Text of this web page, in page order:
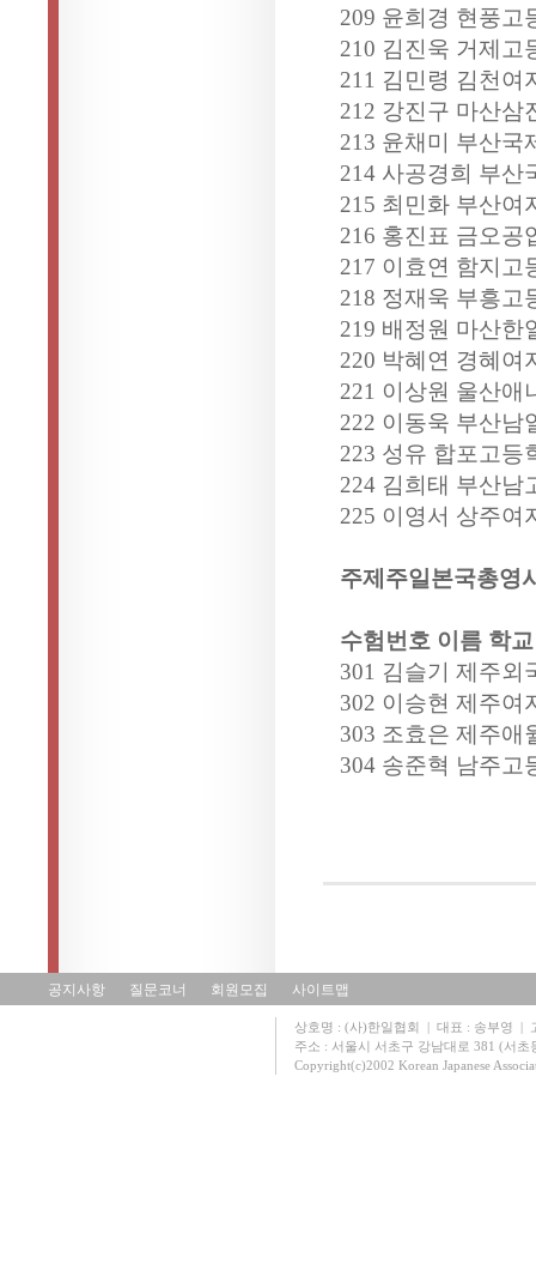
209 윤희경 현풍고
210 김진욱 거제고
211 김민령 김천여
212 강진구 마산삼
213 윤채미 부산국
214 사공경희 부산
215 최민화 부산여
216 홍진표 금오공
217 이효연 함지고
218 정재욱 부흥고
219 배정원 마산한
220 박혜연 경혜여
221 이상원 울산애
222 이동욱 부산남
223 성유 합포고등
224 김희태 부산남
225 이영서 상주여
주제주일본국총영
수험번호 이름 학
301 김슬기 제주외
302 이승현 제주여
303 조효은 제주애
304 송준혁 남주고
공지사항 질문코너 회원모집 사이트맵
상호명 : (사)한일협회 | 대표 : 송부영 |
주소 : 서울시 서초구 강남대로 381 (서
Copyright(c)2002 Korean Japanese